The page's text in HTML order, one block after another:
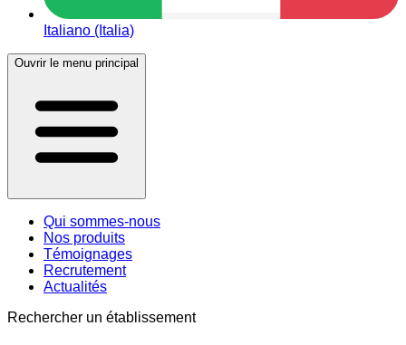
Italiano (Italia)
Ouvrir le menu principal
Qui sommes-nous
Nos produits
Témoignages
Recrutement
Actualités
Rechercher un établissement